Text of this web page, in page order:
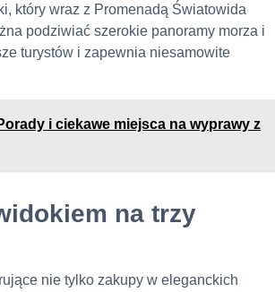
który wraz z Promenadą Światowida
podziwiać szerokie panoramy morza i
turystów i zapewnia niesamowite
i ciekawe miejsca na wyprawy z
na trzy
nie tylko zakupy w eleganckich